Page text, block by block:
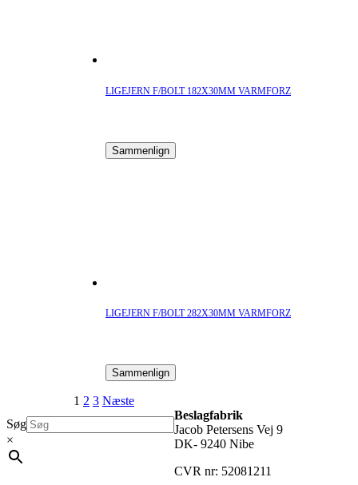
LIGEJERN F/BOLT 182X30MM VARMFORZ
Sammenlign
LIGEJERN F/BOLT 282X30MM VARMFORZ
Sammenlign
1 2 3 Næste
Søg
×
Beslagfabrik
Jacob Petersens Vej 9
DK- 9240 Nibe
CVR nr: 52081211